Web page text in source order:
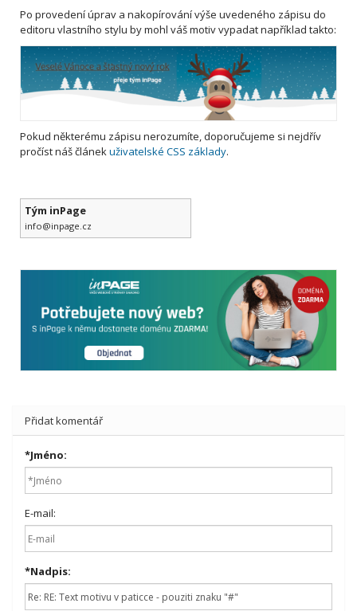
}
font-weight: 700;
font-size: 20px;
padding-left: 260px;
color: white;
Po provedení úprav a nakopírování výše uvedeného zápisu do
editoru vlastního stylu by mohl váš motiv vypadat například takto:
Pokud některému zápisu nerozumíte, doporučujeme si nejdřív
pročíst náš článekuživatelské CSS základy.
Tým inPage
info@inpage.cz
Přidat komentář
*Jméno:
E-mail:
*Nadpis: